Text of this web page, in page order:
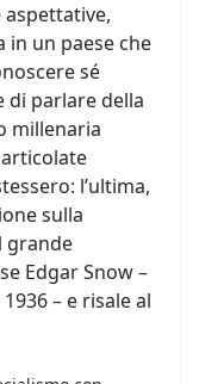
aspettative,
in un paese che
sé
di parlare della
millenaria
l’ultima,
sulla
grande
Edgar Snow –
– e risale al